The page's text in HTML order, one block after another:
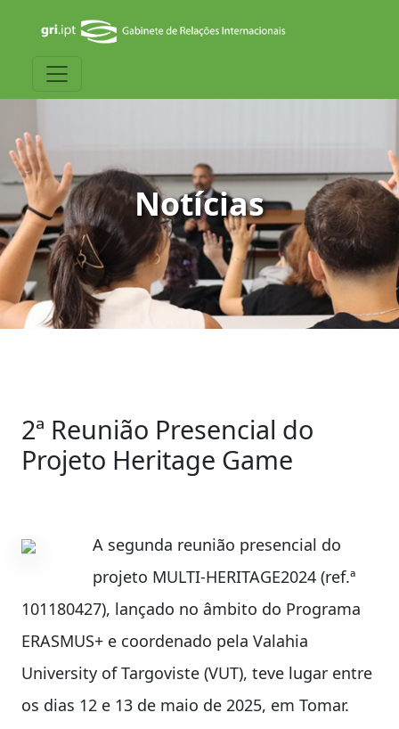
Notícias
2ª Reunião Presencial do
Projeto Heritage Game
A segunda reunião presencial do
projeto MULTI-HERITAGE2024 (ref.ª
101180427), lançado no âmbito do Programa
ERASMUS+ e coordenado pela Valahia
University of Targoviste (VUT), teve lugar entre
os dias 12 e 13 de maio de 2025, em Tomar.